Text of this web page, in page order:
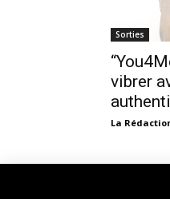
Sorties
vibrer
La